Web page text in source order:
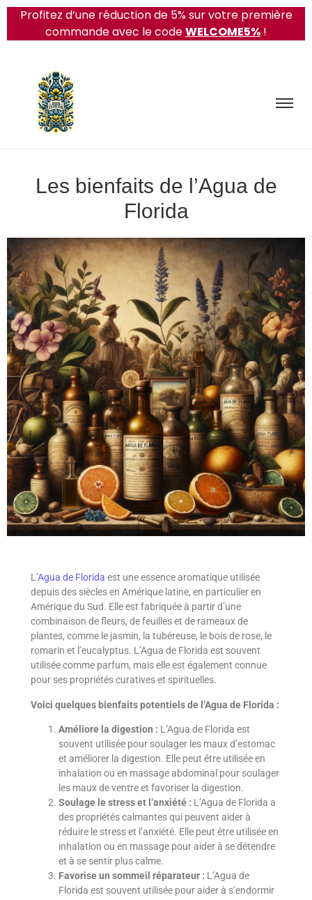
Profitez d’une réduction de 5% sur votre première
commande avec le codeWELCOME5% !
Les bienfaits de l’Agua de
Florida
L’Agua de Florida est une essence aromatique utilisée
depuis des siècles en Amérique latine, en particulier en
Amérique du Sud. Elle est fabriquée à partir d’une
combinaison de fleurs, de feuilles et de rameaux de
plantes, comme le jasmin, la tubéreuse, le bois de rose, le
romarin et l’eucalyptus. L’Agua de Florida est souvent
utilisée comme parfum, mais elle est également connue
pour ses propriétés curatives et spirituelles.
Voici quelques bienfaits potentiels de l’Agua de Florida :
Améliore la digestion : L’Agua de Florida est
souvent utilisée pour soulager les maux d’estomac
et améliorer la digestion. Elle peut être utilisée en
inhalation ou en massage abdominal pour soulager
les maux de ventre et favoriser la digestion.
Soulage le stress et l’anxiété : L’Agua de Florida a
des propriétés calmantes qui peuvent aider à
réduire le stress et l’anxiété. Elle peut être utilisée en
inhalation ou en massage pour aider à se détendre
et à se sentir plus calme.
Favorise un sommeil réparateur : L’Agua de
Florida est souvent utilisée pour aider à s’endormir